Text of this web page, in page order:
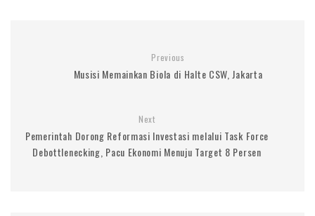
Previous
Musisi Memainkan Biola di Halte CSW, Jakarta
Next
Pemerintah Dorong Reformasi Investasi melalui Task Force
Debottlenecking, Pacu Ekonomi Menuju Target 8 Persen